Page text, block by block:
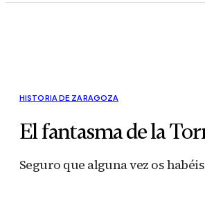
HISTORIA DE ZARAGOZA
El fantasma de la
Seguro que alguna vez os